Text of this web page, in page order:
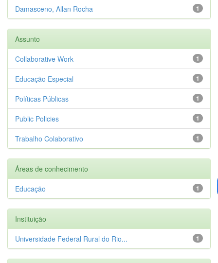
1
Damasceno, Allan Rocha
Assunto
1
Collaborative Work
1
Educação Especial
1
Políticas Públicas
1
Public Policies
1
Trabalho Colaborativo
Áreas de conhecimento
1
Educação
Instituição
1
Universidade Federal Rural do Rio...